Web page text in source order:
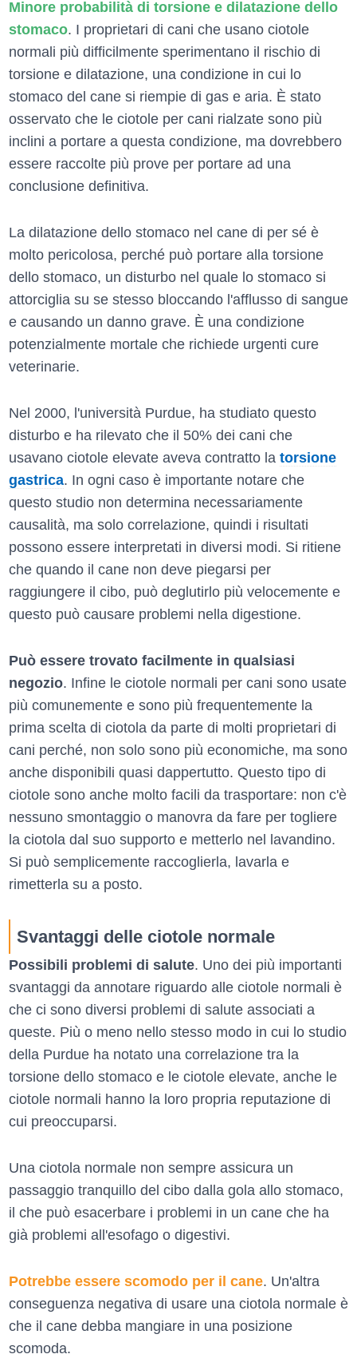
Minore probabilità di torsione e dilatazione dello
stomaco. I proprietari di cani che usano ciotole
normali più difficilmente sperimentano il rischio di
torsione e dilatazione, una condizione in cui lo
stomaco del cane si riempie di gas e aria. È stato
osservato che le ciotole per cani rialzate sono più
inclini a portare a questa condizione, ma dovrebbero
essere raccolte più prove per portare ad una
conclusione definitiva.
La dilatazione dello stomaco nel cane di per sé è
molto pericolosa, perché può portare alla torsione
dello stomaco, un disturbo nel quale lo stomaco si
attorciglia su se stesso bloccando l'afflusso di sangue
e causando un danno grave. È una condizione
potenzialmente mortale che richiede urgenti cure
veterinarie.
Nel 2000, l'università Purdue, ha studiato questo
disturbo e ha rilevato che il 50% dei cani che
usavano ciotole elevate aveva contratto la torsione
gastrica. In ogni caso è importante notare che
questo studio non determina necessariamente
causalità, ma solo correlazione, quindi i risultati
possono essere interpretati in diversi modi. Si ritiene
che quando il cane non deve piegarsi per
raggiungere il cibo, può deglutirlo più velocemente e
questo può causare problemi nella digestione.
Può essere trovato facilmente in qualsiasi
negozio. Infine le ciotole normali per cani sono usate
più comunemente e sono più frequentemente la
prima scelta di ciotola da parte di molti proprietari di
cani perché, non solo sono più economiche, ma sono
anche disponibili quasi dappertutto. Questo tipo di
ciotole sono anche molto facili da trasportare: non c'è
nessuno smontaggio o manovra da fare per togliere
la ciotola dal suo supporto e metterlo nel lavandino.
Si può semplicemente raccoglierla, lavarla e
rimetterla su a posto.
Svantaggi delle ciotole normale
Possibili problemi di salute. Uno dei più importanti
svantaggi da annotare riguardo alle ciotole normali è
che ci sono diversi problemi di salute associati a
queste. Più o meno nello stesso modo in cui lo studio
della Purdue ha notato una correlazione tra la
torsione dello stomaco e le ciotole elevate, anche le
ciotole normali hanno la loro propria reputazione di
cui preoccuparsi.
Una ciotola normale non sempre assicura un
passaggio tranquillo del cibo dalla gola allo stomaco,
il che può esacerbare i problemi in un cane che ha
già problemi all'esofago o digestivi.
Potrebbe essere scomodo per il cane. Un'altra
conseguenza negativa di usare una ciotola normale è
che il cane debba mangiare in una posizione
scomoda.